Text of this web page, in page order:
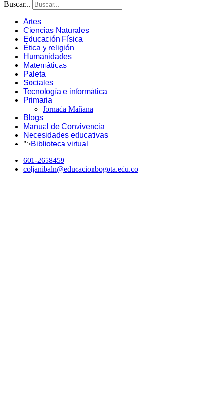
Buscar...
Artes
Ciencias Naturales
Educación Física
Ética y religión
Humanidades
Matemáticas
Paleta
Sociales
Tecnología e informática
Primaria
Jornada Mañana
Blogs
Manual de Convivencia
Necesidades educativas
">Biblioteca virtual
601-2658459
coljanibaln@educacionbogota.edu.co